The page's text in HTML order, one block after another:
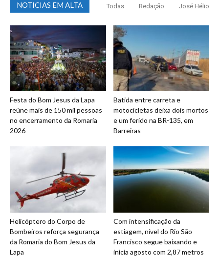
NOTICIAS EM ALTA Todas Redação José Hélio
Festa do Bom Jesus da Lapa
reúne mais de 150 mil pessoas
no encerramento da Romaria
2026
Batida entre carreta e
motocicletas deixa dois mortos
e um ferido na BR-135, em
Barreiras
Helicóptero do Corpo de
Bombeiros reforça segurança
da Romaria do Bom Jesus da
Lapa
Com intensificação da
estiagem, nível do Rio São
Francisco segue baixando e
inicia agosto com 2,87 metros